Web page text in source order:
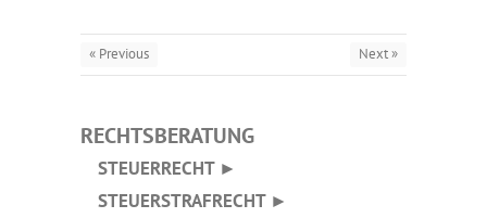
« Previous Next »
RECHTSBERATUNG
STEUERRECHT ►
STEUERSTRAFRECHT ►